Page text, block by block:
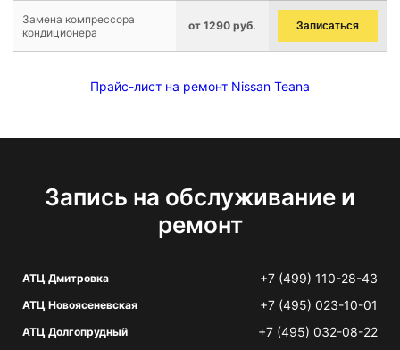
Замена компрессора
кондиционера
от 1290 руб. Записаться
Прайс-лист на ремонт Nissan Teana
Запись на обслуживание и
ремонт
АТЦ Дмитровка +7 (499) 110-28-43
АТЦ Новоясеневская +7 (495) 023-10-01
АТЦ Долгопрудный +7 (495) 032-08-22